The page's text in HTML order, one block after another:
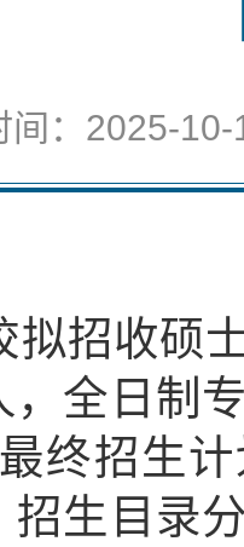
间：2025-10-
拟招收硕
全日制
终招生
招生目录